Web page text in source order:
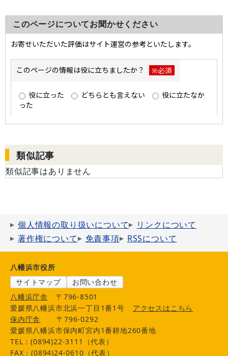
このページについてお聞かせください
類似記事
類似記事はありません
個人情報の取り扱いについて
リンクについて
著作権について
免責事項 RSSについて
八幡浜市役所
サイトマップ
お問い合わせ
八幡浜庁舎
〒796-8501
愛媛県八幡浜市北浜一丁目1番1号
アクセスはこちら
保内庁舎
〒796-0292
愛媛県八幡浜市保内町宮内1番耕地260番地
TEL：(0894)22-3111（代表）
FAX：(0894)24-0610（代表）